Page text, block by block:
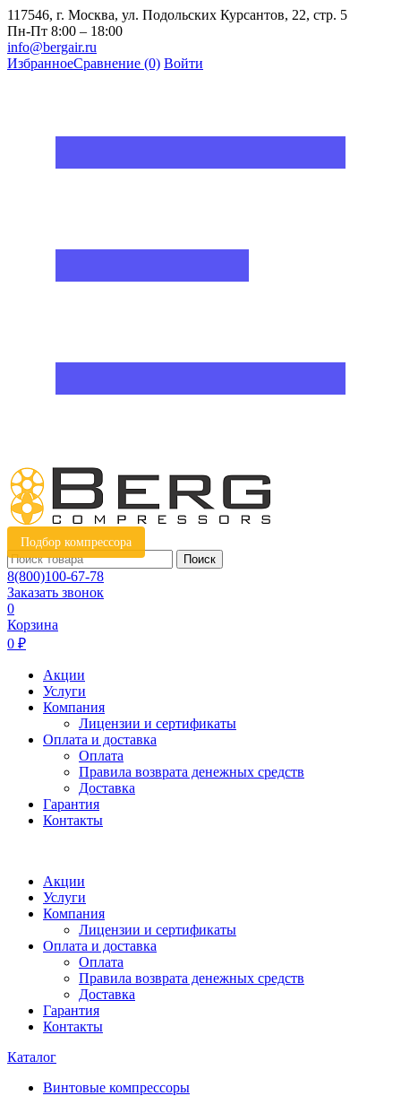
117546, г. Москва, ул. Подольских Курсантов, 22, стр. 5
Пн-Пт 8:00 – 18:00
info@bergair.ru
ИзбранноеСравнение (0) Войти
Подбор компрессора
Поиск
8(800)100-67-78
Заказать звонок
0
Корзина
0 ₽
Акции
Услуги
Компания
Лицензии и сертификаты
Оплата и доставка
Оплата
Правила возврата денежных средств
Доставка
Гарантия
Контакты
Акции
Услуги
Компания
Лицензии и сертификаты
Оплата и доставка
Оплата
Правила возврата денежных средств
Доставка
Гарантия
Контакты
Каталог
Винтовые компрессоры